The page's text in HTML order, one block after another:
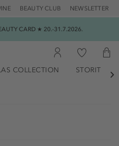
BEAUTY CLUB NEWSLETTER
CARD ★ 20.-31.7.2026.
COLLECTION STORITVE
